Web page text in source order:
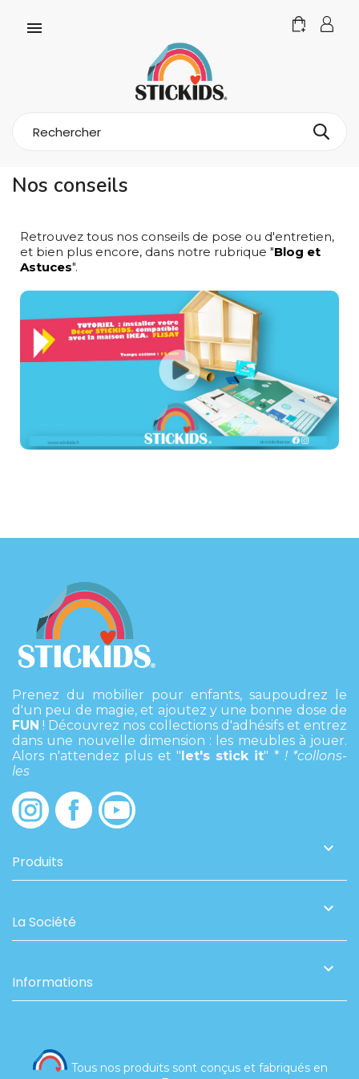

Nos conseils
Retrouvez tous nos conseils de pose ou d'entretien,
et bien plus encore, dans notre rubrique "Blog et
Astuces".
Prenez du mobilier pour enfants, saupoudrez le
d'un peu de magie, et ajoutez y une bonne dose de
FUN ! Découvrez nos collections d'adhésifs et entrez
dans une nouvelle dimension : les meubles à jouer.
Alors n'attendez plus et "let's stick it" * ! *collons-
les
Produits

La Société

Informations

Tous nos produits sont conçus et fabriqués en